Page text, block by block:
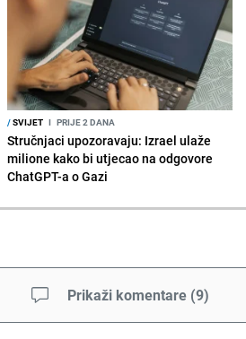
/SVIJET I PRIJE 2 DANA
Stručnjaci upozoravaju: Izrael ulaže
milione kako bi utjecao na odgovore
ChatGPT-a o Gazi
Prikaži komentare (9)